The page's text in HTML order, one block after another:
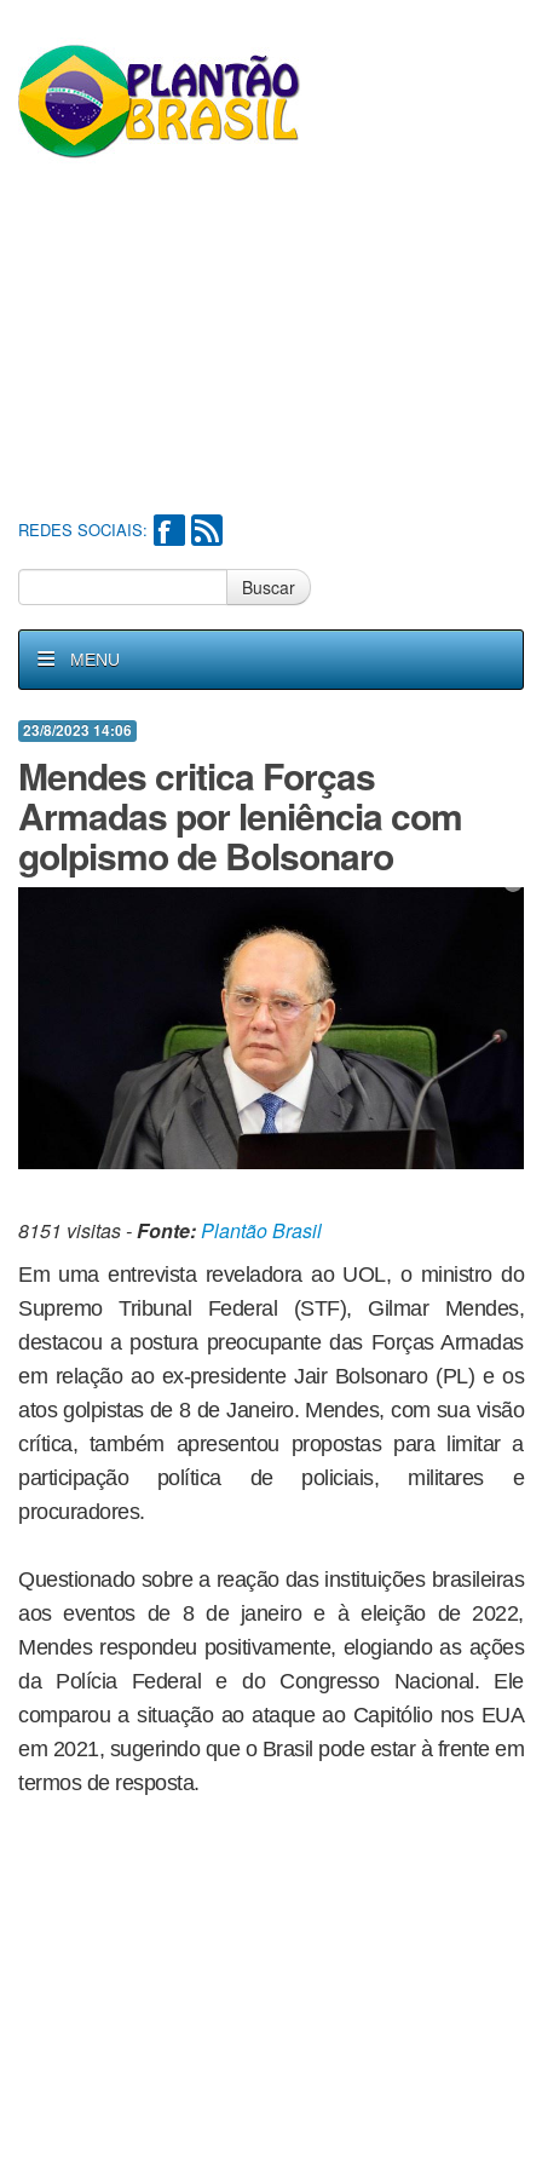
REDES SOCIAIS:
Buscar
MENU
23/8/2023 14:06
Mendes critica Forças
Armadas por leniência com
golpismo de Bolsonaro
8151 visitas -Fonte:Plantão Brasil
Em uma entrevista reveladora ao UOL, o ministro do
Supremo Tribunal Federal (STF), Gilmar Mendes,
destacou a postura preocupante das Forças Armadas
em relação ao ex-presidente Jair Bolsonaro (PL) e os
atos golpistas de 8 de Janeiro. Mendes, com sua visão
crítica, também apresentou propostas para limitar a
participação política de policiais, militares e
procuradores.
Questionado sobre a reação das instituições brasileiras
aos eventos de 8 de janeiro e à eleição de 2022,
Mendes respondeu positivamente, elogiando as ações
da Polícia Federal e do Congresso Nacional. Ele
comparou a situação ao ataque ao Capitólio nos EUA
em 2021, sugerindo que o Brasil pode estar à frente em
termos de resposta.